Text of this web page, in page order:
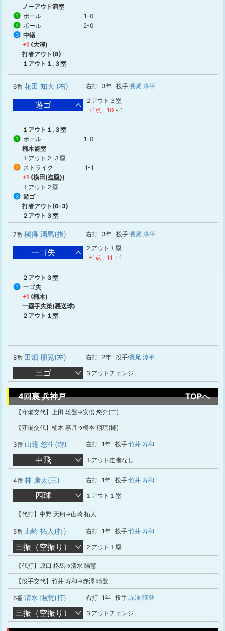
ノーアウト満塁
1 ボール 1-0
2 ボール 2-0
3
中犠
+1 (大澤)
打者アウト(8)
１アウト１,３塁
6番 花田 知大 (右) 右打 3年 投手:長尾 淳平
遊ゴ
２アウト３塁
+1点
10 - 1
１アウト１,３塁
1 ボール
1-0
楠木盗塁
１アウト２,３塁
2 ストライク
1-1
+1 (横田(盗塁))
１アウト２塁
3
遊ゴ
打者アウト(6-3)
２アウト３塁
7番 槇得 湧馬(指) 右打 3年 投手:長尾 淳平
一ゴ失
２アウト１塁
+1点
11 - 1
２アウト３塁
1
一ゴ失
+1 (楠木)
一塁手失策(悪送球)
２アウト１塁
8番 田畑 朋晃(左) 右打 2年 投手:長尾 淳平
三ゴ ３アウトチェンジ
4回裏 兵神戸 TOPへ
【守備交代】上田 雄登→安倍 悠介(二)
【守備交代】楠木 嘉月→橋本 翔琉(捕)
3番 山邉 悠生(遊) 左打 1年 投手:竹井 寿和
中飛 １アウト走者なし
4番 林 康太(三) 右打 1年 投手:竹井 寿和
四球 １アウト１塁
【代打】中野 天翔→山崎 拓人
5番 山崎 拓人(打) 右打 1年 投手:竹井 寿和
三振（空振り） ２アウト１塁
【代打】原口 柊馬→清水 陽慧
【投手交代】竹井 寿和→赤澤 晴登
6番 清水 陽慧(打) 右打 1年 投手:赤澤 晴登
三振（空振り） ３アウトチェンジ